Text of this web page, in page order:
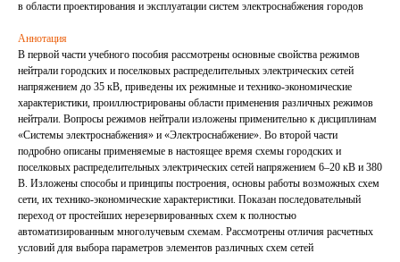
в области проектирования и эксплуатации систем электроснабжения городов
Аннотация
В первой части учебного пособия рассмотрены основные свойства режимов
нейтрали городских и поселковых распределительных электрических сетей
напряжением до 35 кВ, приведены их режимные и технико-экономические
характеристики, проиллюстрированы области применения различных режимов
нейтрали. Вопросы режимов нейтрали изложены применительно к дисциплинам
«Системы электроснабжения» и «Электроснабжение». Во второй части
подробно описаны применяемые в настоящее время схемы городских и
поселковых распределительных электрических сетей напряжением 6–20 кВ и 380
В. Изложены способы и принципы построения, основы работы возможных схем
сети, их технико-экономические характеристики. Показан последовательный
переход от простейших нерезервированных схем к полностью
автоматизированным многолучевым схемам. Рассмотрены отличия расчетных
условий для выбора параметров элементов различных схем сетей